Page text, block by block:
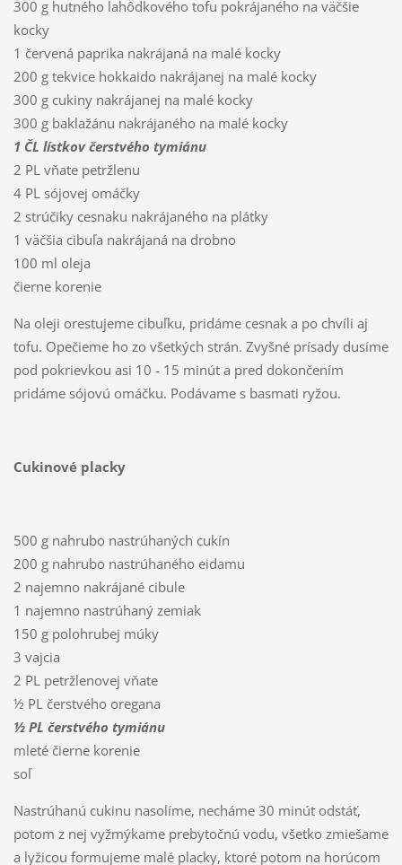
300 g hutného lahôdkového tofu pokrájaného na väčšie
kocky
1 červená paprika nakrájaná na malé kocky
200 g tekvice hokkaido nakrájanej na malé kocky
300 g cukiny nakrájanej na malé kocky
300 g baklažánu nakrájaného na malé kocky
1 ČL lístkov čerstvého tymiánu
2 PL vňate petržlenu
4 PL sójovej omáčky
2 strúčiky cesnaku nakrájaného na plátky
1 väčšia cibuľa nakrájaná na drobno
100 ml oleja
čierne korenie
Na oleji orestujeme cibuľku, pridáme cesnak a po chvíli aj
tofu. Opečieme ho zo všetkých strán. Zvyšné prísady dusíme
pod pokrievkou asi 10 - 15 minút a pred dokončením
pridáme sójovú omáčku. Podávame s basmati ryžou.
Cukinové placky
500 g nahrubo nastrúhaných cukín
200 g nahrubo nastrúhaného eidamu
2 najemno nakrájané cibule
1 najemno nastrúhaný zemiak
150 g polohrubej múky
3 vajcia
2 PL petržlenovej vňate
½ PL čerstvého oregana
½ PL čerstvého tymiánu
mleté čierne korenie
soľ
Nastrúhanú cukinu nasolíme, necháme 30 minút odstáť,
potom z nej vyžmýkame prebytočnú vodu, všetko zmiešame
a lyžicou formujeme malé placky, ktoré potom na horúcom